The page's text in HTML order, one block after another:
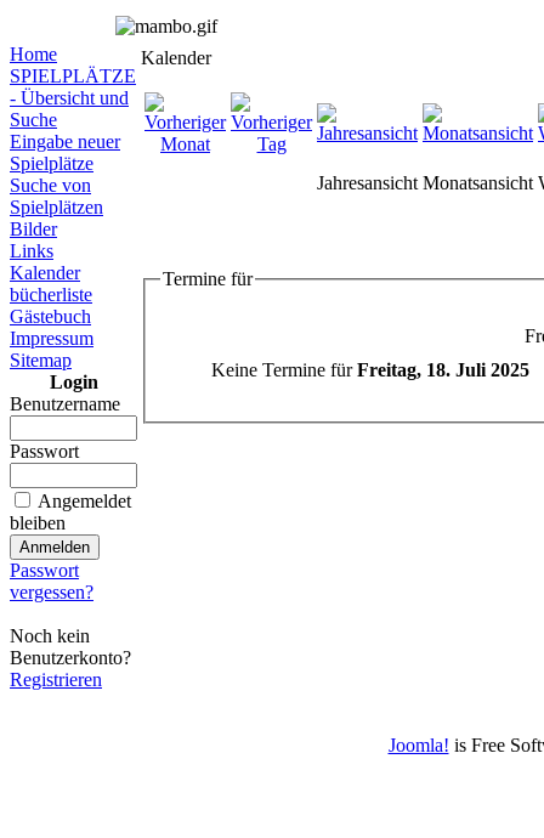
Home
SPIELPLÄTZE
- Übersicht und
Suche
Eingabe neuer
Spielplätze
Suche von
Spielplätzen
Bilder
Links
Kalender
bücherliste
Gästebuch
Impressum
Sitemap
Login
Benutzername
Passwort
Angemeldet
bleiben
Passwort
vergessen?
Noch kein
Benutzerkonto?
Registrieren
Kalender
Jahresansicht Monatsansicht
Termine für
Keine Termine fürFreitag, 18. Juli 2025
Joomla! is Free